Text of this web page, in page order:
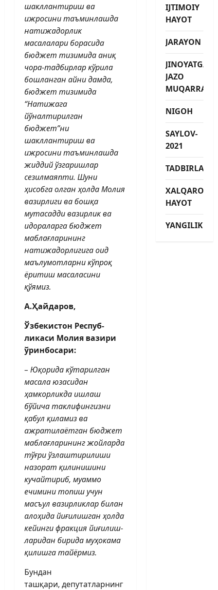
шакллантириш ва
ижросини таъминлашда
натижадорлик
масалалари борасида
бюджет тизимида аниқ
чора-тадбирлар кўрила
бош­ланган айни дамда,
бюджет тизимида
“Натижага
йўналтирилган
бюджет”ни
шакллантириш ва
ижросини таъминлашда
жиддий ўзгаришлар
сезилмаяпти. Шуни
ҳисобга олган ҳолда Молия
вазирлиги ва бошқа
мутасадди вазирлик ва
идораларга бюджет
маблағларининг
натижадорлигига оид
маълумотларни кўпроқ
ёритиш масаласини
қўямиз.
А.Ҳайдаров,
Ўзбекистон Респуб­
ликаси Молия вазири
ўринбосари:
– Юқорида кўтарилган
масала юзасидан
ҳамкорликда ишлаш
бўйича таклифингизни
қабул қиламиз ва
ажратилаётган бюджет
маблағларининг жойларда
тўғри ўзлаштирилиши
назорат қилинишини
кучайтириб, муаммо
ечимини топиш учун
масъул вазирлик­лар билан
алоҳида йиғилишган ҳолда
кейинги фракция йиғилиш­
ларидан бирида муҳокама
қилишга тайёрмиз.
Бундан
ташқари, депутатларнинг
IJTIMOIY
HAYOT
JARAYON
JINOYATGA
JAZO
MUQARRAR
NIGOH
SAYLOV-
2021
TADBIRLAR
XALQARO
HAYOT
YANGILIKLAR